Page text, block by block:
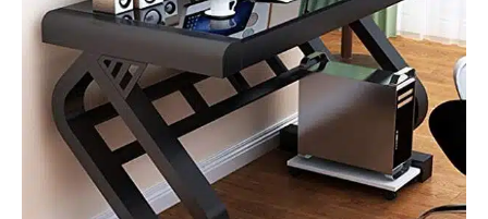
bureau, bureau
d'ordinateur, table de
jeu, table de salle de
conférence ou
présentoir, etc. bureau
La table peut
personnaliser votre
maison ou votre